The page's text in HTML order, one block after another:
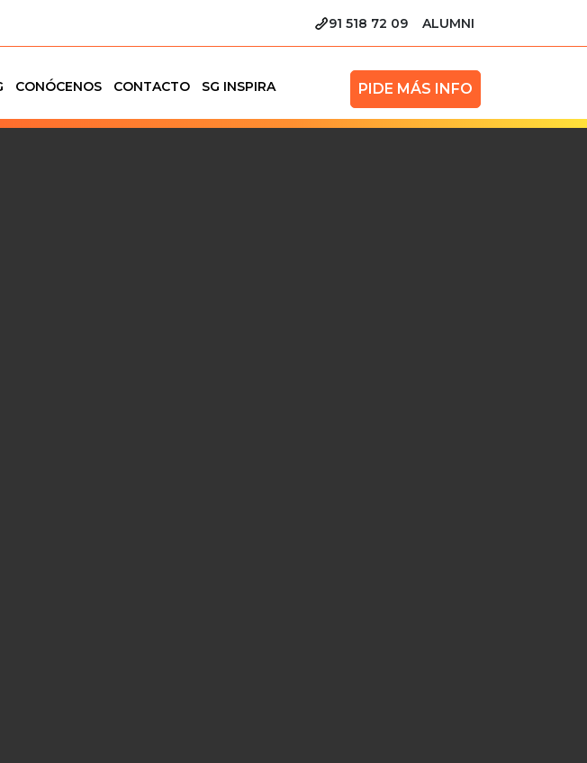
91 518 72 09 ALUMNI
CONÓCENOS CONTACTO SG INSPIRA PIDE MÁS INFO